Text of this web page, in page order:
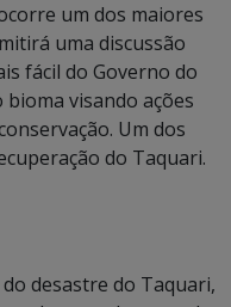
um dos maiores
uma discussão
fácil do Governo do
bioma visando ações
Um dos
do Taquari.
desastre do Taquari,